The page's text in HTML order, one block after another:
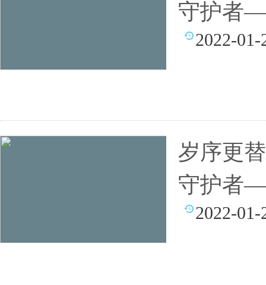
守护者
2022-01-
岁序更
守护者
2022-01-